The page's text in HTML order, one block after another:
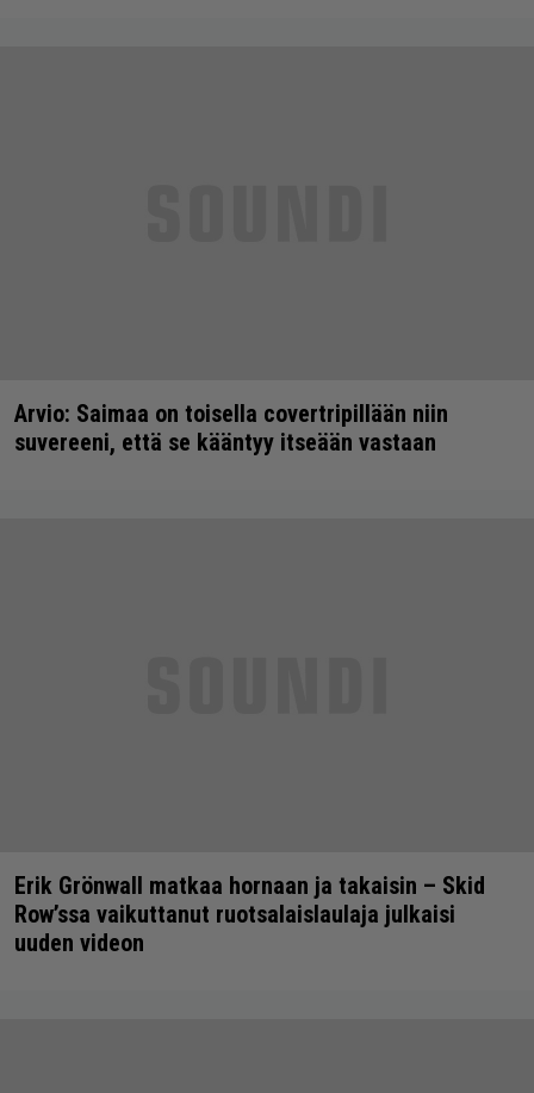
Arvio: Saimaa on toisella covertripillään niin
suvereeni, että se kääntyy itseään vastaan
Erik Grönwall matkaa hornaan ja takaisin – Skid
Row’ssa vaikuttanut ruotsalaislaulaja julkaisi
uuden videon